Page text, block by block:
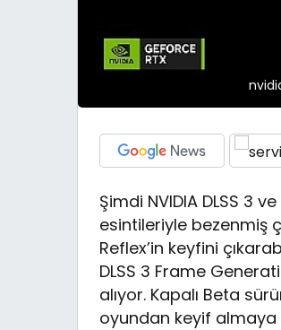
Şimdi NVIDIA DLSS 3
esintileriyle bezenmiş
Reflex’in keyfini
DLSS 3 Frame
alıyor. Kapalı Beta
oyundan keyif